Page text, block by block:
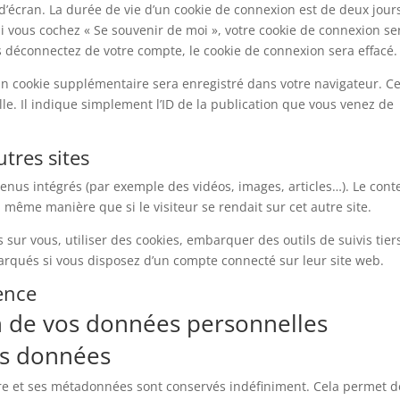
La durée de vie d’un cookie de connexion est de deux
vous cochez « Se souvenir de moi », votre cookie de connexion
de votre compte, le cookie de connexion sera effacé.
supplémentaire sera enregistré dans votre navigateur.
Il indique simplement l’ID de la publication que vous venez de
sites
intégrés (par exemple des vidéos, images, articles…). Le
manière que si le visiteur se rendait sur cet autre site.
vous, utiliser des cookies, embarquer des outils de suivis
si vous disposez d’un compte connecté sur leur site web.
vos données personnelles
données
et ses métadonnées sont conservés indéfiniment. Cela permet